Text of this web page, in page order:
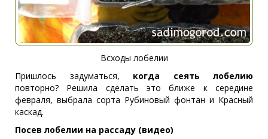
Всходы лобелии
Пришлось задуматься, когда сеять лобелию
повторно? Решила сделать это ближе к середине
февраля, выбрала сорта Рубиновый фонтан и Красный
каскад.
Посев лобелии на рассаду (видео)